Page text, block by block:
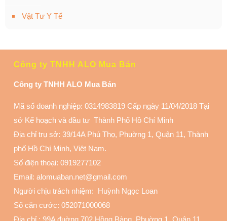
Vật Tư Y Tế
Công ty TNHH ALO Mua Bán
Công ty TNHH ALO Mua Bán
Mã số doanh nghiệp: 0314983819 Cấp ngày 11/04/2018 Tại
sở Kế hoạch và đầu tư Thành Phố Hồ Chí Minh
Địa chỉ trụ sở: 39/14A Phú Thọ, Phuờng 1, Quận 11, Thành
phố Hồ Chí Minh, Việt Nam.
Số điện thoại: 0919277102
Email: alomuaban.net@gmail.com
Người chịu trách nhiệm: Huỳnh Ngọc Loan
Số căn cước: 052071000068